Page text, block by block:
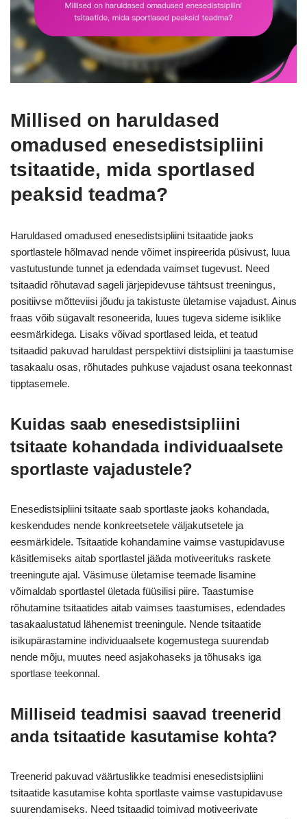
Millised on haruldased
omadused enesedistsipliini
tsitaatide, mida sportlased
peaksid teadma?
Haruldased omadused enesedistsipliini tsitaatide jaoks
sportlastele hõlmavad nende võimet inspireerida püsivust, luua
vastutustunde tunnet ja edendada vaimset tugevust. Need
tsitaadid rõhutavad sageli järjepidevuse tähtsust treeningus,
positiivse mõtteviisi jõudu ja takistuste ületamise vajadust. Ainus
fraas võib sügavalt resoneerida, luues tugeva sideme isiklike
eesmärkidega. Lisaks võivad sportlased leida, et teatud
tsitaadid pakuvad haruldast perspektiivi distsipliini ja taastumise
tasakaalu osas, rõhutades puhkuse vajadust osana teekonnast
tipptasemele.
Kuidas saab enesedistsipliini
tsitaate kohandada individuaalsete
sportlaste vajadustele?
Enesedistsipliini tsitaate saab sportlaste jaoks kohandada,
keskendudes nende konkreetsetele väljakutsetele ja
eesmärkidele. Tsitaatide kohandamine vaimse vastupidavuse
käsitlemiseks aitab sportlastel jääda motiveerituks raskete
treeningute ajal. Väsimuse ületamise teemade lisamine
võimaldab sportlastel ületada füüsilisi piire. Taastumise
rõhutamine tsitaatides aitab vaimses taastumises, edendades
tasakaalustatud lähenemist treeningule. Nende tsitaatide
isikupärastamine individuaalsete kogemustega suurendab
nende mõju, muutes need asjakohaseks ja tõhusaks iga
sportlase teekonnal.
Milliseid teadmisi saavad treenerid
anda tsitaatide kasutamise kohta?
Treenerid pakuvad väärtuslikke teadmisi enesedistsipliini
tsitaatide kasutamise kohta sportlaste vaimse vastupidavuse
suurendamiseks. Need tsitaadid toimivad motiveerivate